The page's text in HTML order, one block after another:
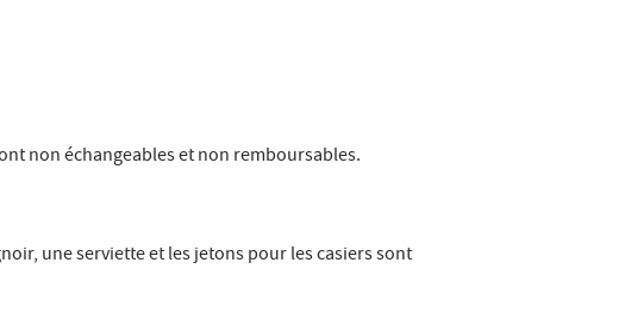
non échangeables et non remboursables.
une serviette et les jetons pour les casiers sont